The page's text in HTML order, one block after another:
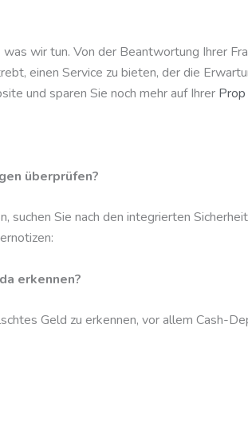
wir tun. Von der Beantwortung Ihrer
einen Service zu bieten, der die
und sparen Sie noch mehr auf Ihrer
überprüfen?
suchen Sie nach den integrierten
erkennen?
Geld zu erkennen, vor allem Cash-